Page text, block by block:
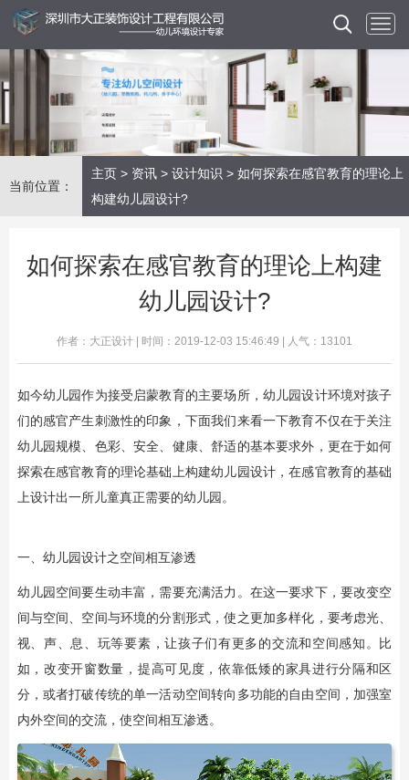
当前位置：
主页 > 资讯 > 设计知识 > 如何探索在感官教育的理论上
构建幼儿园设计?
如何探索在感官教育的理论上构建
幼儿园设计?
作者：大正设计 | 时间：2019-12-03 15:46:49 | 人气：13101
如今幼儿园作为接受启蒙教育的主要场所，幼儿园设计环境对孩子
们的感官产生刺激性的印象，下面我们来看一下教育不仅在于关注
幼儿园规模、色彩、安全、健康、舒适的基本要求外，更在于如何
探索在感官教育的理论基础上构建幼儿园设计，在感官教育的基础
上设计出一所儿童真正需要的幼儿园。
一、幼儿园设计之空间相互渗透
幼儿园空间要生动丰富，需要充满活力。在这一要求下，要改变空
间与空间、空间与环境的分割形式，使之更加多样化，要考虑光、
视、声、息、玩等要素，让孩子们有更多的交流和空间感知。比
如，改变开窗数量，提高可见度，依靠低矮的家具进行分隔和区
分，或者打破传统的单一活动空间转向多功能的自由空间，加强室
内外空间的交流，使空间相互渗透。